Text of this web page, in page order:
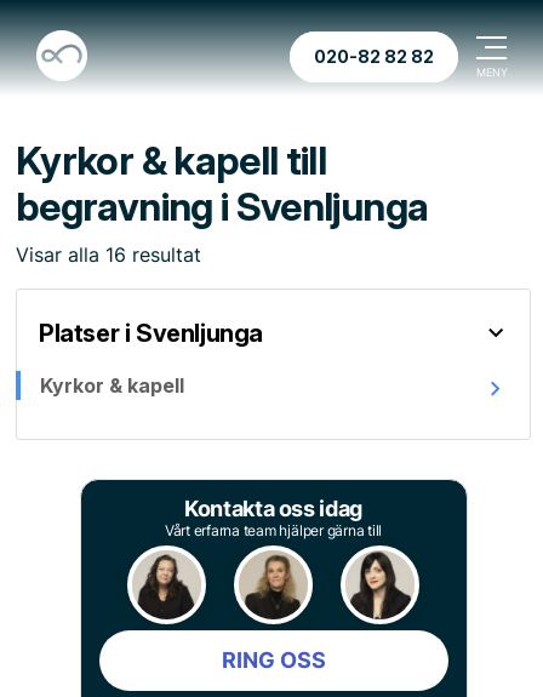
020-82 82 82
Kyrkor & kapell till
begravning i Svenljunga
Visar alla 16 resultat
Platser i Svenljunga
Kyrkor & kapell
Kontakta oss idag
Vårt erfarna team hjälper gärna till
RING OSS